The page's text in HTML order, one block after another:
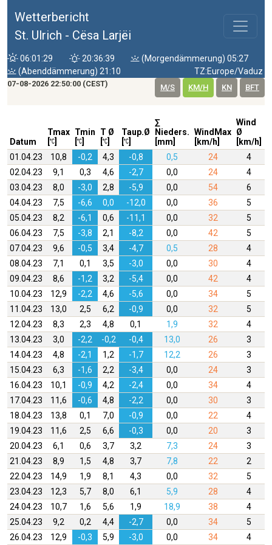
Wetterbericht
St. Ulrich - Cësa Larjëi
06:01:29 20:36:39
(Morgendämmerung) 05:27
(Abenddämmerung) 21:10
TZ:Europe/Vaduz
07-08-2026 22:50:00 (CEST) M/S KM/H KN BFT
Datum
Tmax Tmin
T Ø
Taup.Ø
∑
Nieders.
[mm]
WindMax
[km/h]
Wind
Ø
[km/h]
01.04.23 10,8 -0,2 4,3 -0,8 0,5 24
4
02.04.23
9,1 0,3 4,6 -2,7 0,0 24 4
03.04.23
8,0 -3,0 2,8 -5,9 0,0 54 6
04.04.23
7,5 -6,6 0,0 -12,0 0,0 36 5
05.04.23
8,2 -6,1 0,6 -11,1 0,0 32
5
06.04.23
7,5 -3,8 2,1 -8,2 0,0 42 5
07.04.23
9,6 -0,5 3,4 -4,7 0,5 28 4
08.04.23
7,1 0,1 3,5 -3,0 0,0 30 4
09.04.23
8,6 -1,2 3,2 -5,4 0,0 42
4
10.04.23
12,9 -2,2 4,6 -5,6 0,0 34 5
11.04.23
13,0 2,5 6,2 -0,9 0,0 32 5
12.04.23
8,3 2,3 4,8 0,1 1,9 32 4
13.04.23
3,0 -2,2 -0,2 -0,4 13,0 26
3
14.04.23
4,8 -2,1 1,2 -1,7 12,2 26 3
15.04.23
6,3 -1,6 2,2 -3,4 0,0 24 3
16.04.23
10,1 -0,9 4,2 -2,4 0,0 34
4
17.04.23
11,6 -0,6 4,8 -2,2 0,0 30 3
18.04.23
13,8 0,1 7,0 -0,9 0,0 22 4
19.04.23
11,6 2,5 6,6 -0,3 0,0 20 3
20.04.23
6,1 0,6 3,7 3,2 7,3 24 3
21.04.23
8,9 1,5 4,8 3,7 7,8 22 2
22.04.23
14,9 1,9 8,1 4,3 0,0 32 5
23.04.23
12,3 5,7 8,0 6,1 5,9 28 4
24.04.23
10,7 1,6 5,6 1,9 18,9 38 4
25.04.23
9,2 0,2 4,4 -2,7 0,0 34 5
26.04.23
12,9 -0,3 5,9 -3,0 0,0 34 4